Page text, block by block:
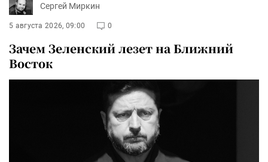
Сергей Миркин
5 августа 2026, 09:00 0
Зачем Зеленский лезет на Ближний
Восток